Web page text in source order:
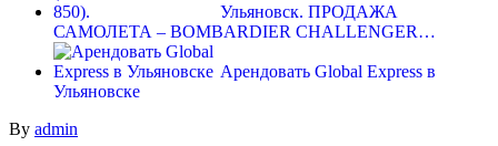
Ульяновск. ПРОДАЖА
САМОЛЕТА – BOMBARDIER CHALLENGER…
Арендовать Global Express в
Ульяновске
By admin